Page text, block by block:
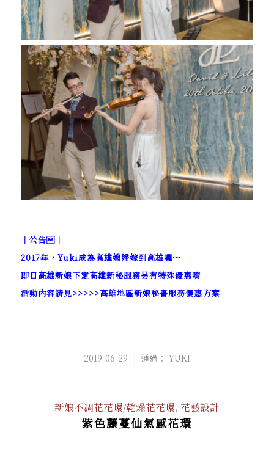
｜公告｜
2017年，Yuki成為高雄媳婦嫁到高雄囉～
即日高雄新娘下定高雄新秘服務另有特殊優惠唷
活動內容請見>>>>>高雄地區新娘秘書服務優惠方案
2019-06-29
/ 通過： YUKI
新娘不凋花花環/乾燥花花環, 花藝設計
紫色藤蔓仙氣感花環